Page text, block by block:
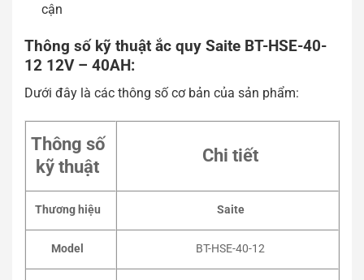
cận
Thông số kỹ thuật ắc quy Saite BT-HSE-40-
12 12V – 40AH:
Dưới đây là các thông số cơ bản của sản phẩm:
Thông số
kỹ thuật
Chi tiết
Thương hiệu Saite
Model BT-HSE-40-12